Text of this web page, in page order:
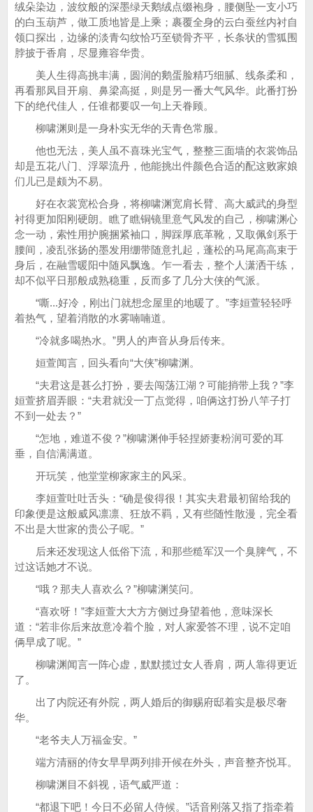
绒朵染边，波纹般的深墨绿天鹅绒点缀袍身，腰侧坠一支小巧
的白玉葫芦，做工质地皆是上乘；裹覆全身的云白蚕丝内衬自
领口探出，边缘的淡青勾纹恰巧至锁骨齐平，长条状的雪狐围
脖披于香肩，尽显雍容华贵。
美人生得高挑丰满，圆润的鹅蛋脸精巧细腻、线条柔和，
再看那凤目开扇、鼻梁高挺，则是另一番大气风华。此番打扮
下的绝代佳人，任谁都要叹一句上天眷顾。
柳啸渊则是一身朴实无华的天青色常服。
他也无法，美人虽不喜珠光宝气，整整三面墙的衣裳饰品
却是五花八门、浮翠流丹，他能挑出件颜色合适的配这败家娘
们儿已是颇为不易。
好在衣裳宽松合身，将柳啸渊宽肩长臂、高大威武的身型
衬得更加阳刚硬朗。瞧了瞧铜镜里意气风发的自己，柳啸渊心
念一动，索性用护腕捆紧袖口，脚踩厚底革靴，又取佩剑系于
腰间，凌乱张扬的墨发用绷带随意扎起，蓬松的马尾高高束于
身后，在融雪暖阳中随风飘逸。乍一看去，整个人潇洒干练，
却不似平日那般成熟稳重，反而多了几分大侠的气派。
“嘶...好冷，刚出门就想念屋里的地暖了。”李姮萱轻轻呼
着热气，望着消散的水雾喃喃道。
“冷就多喝热水。”男人的声音从身后传来。
姮萱闻言，回头看向“大侠”柳啸渊。
“夫君这是甚么打扮，要去闯荡江湖？可能捎带上我？”李
姮萱挤眉弄眼：“夫君就没一丁点觉得，咱俩这打扮八竿子打
不到一处去？”
“怎地，难道不俊？”柳啸渊伸手轻捏娇妻粉润可爱的耳
垂，自信满满道。
开玩笑，他堂堂柳家家主的风采。
李姮萱吐吐舌头：“确是俊得很！其实夫君最初留给我的
印象便是这般威风凛凛、狂放不羁，又有些随性散漫，完全看
不出是大世家的贵公子呢。”
后来还发现这人低俗下流，和那些糙军汉一个臭脾气，不
过这话她才不说。
“哦？那夫人喜欢么？”柳啸渊笑问。
“喜欢呀！”李姮萱大大方方侧过身望着他，意味深长
道：“若非你后来故意冷着个脸，对人家爱答不理，说不定咱
俩早成了呢。”
柳啸渊闻言一阵心虚，默默揽过女人香肩，两人靠得更近
了。
出了内院还有外院，两人婚后的御赐府邸着实是极尽奢
华。
“老爷夫人万福金安。”
端方清丽的侍女早早两列排开候在外头，声音整齐悦耳。
柳啸渊目不斜视，语气威严道：
“都退下吧！今日不必留人侍候。”话音刚落又指了指牵着